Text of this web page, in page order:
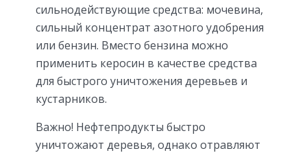
сильнодействующие средства: мочевина,
сильный концентрат азотного удобрения
или бензин. Вместо бензина можно
применить керосин в качестве средства
для быстрого уничтожения деревьев и
кустарников.
Важно! Нефтепродукты быстро
уничтожают деревья, однако отравляют